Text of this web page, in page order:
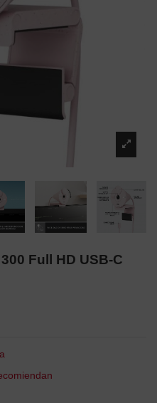
Full HD USB-C